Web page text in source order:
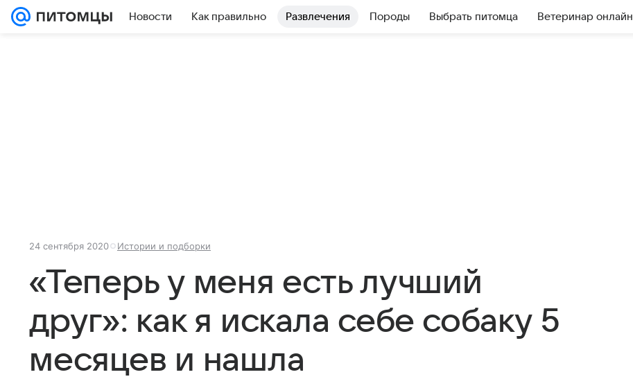
Новости Как правильно Развлечения Породы Выбрать питомца Ветеринар онлайн
24 сентября 2020 Истории и подборки
«Теперь у меня есть лучший
друг»: как я искала себе собаку 5
месяцев и нашла